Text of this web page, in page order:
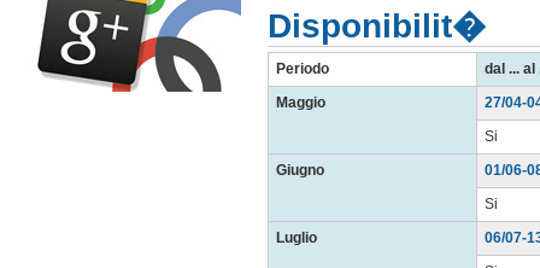
Disponibilit�
Periodo
dal ... al
Maggio
27/04-
Si
Giugno
01/06-
Si
Luglio
06/07-